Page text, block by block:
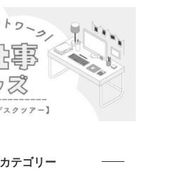
カテゴリー